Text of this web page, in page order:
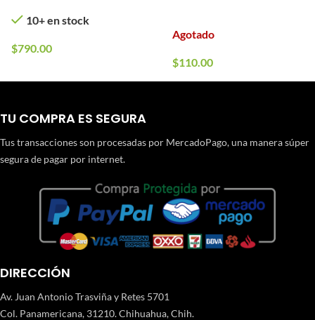
10+ en stock
$790.00
Agotado
$110.00
TU COMPRA ES SEGURA
Tus transacciones son procesadas por MercadoPago, una manera súper
segura de pagar por internet.
DIRECCIÓN
Av. Juan Antonio Trasviña y Retes 5701
Col. Panamericana, 31210. Chihuahua, Chih.